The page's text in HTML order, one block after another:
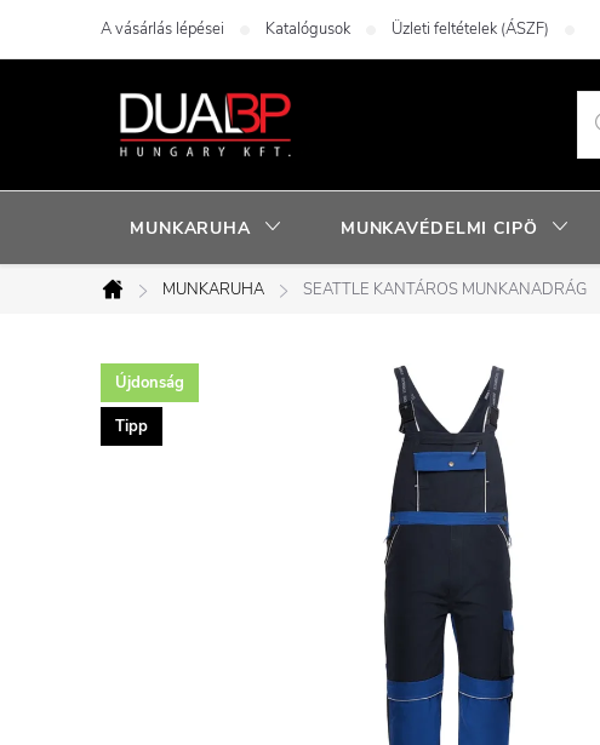
A vásárlás lépései Katalógusok Üzleti feltételek (ÁSZF)
MUNKARUHA MUNKAVÉDELMI CIPÖ
Kezdőlap
MUNKARUHA SEATTLE KANTÁROS MUNKANADRÁG
Újdonság
Tipp